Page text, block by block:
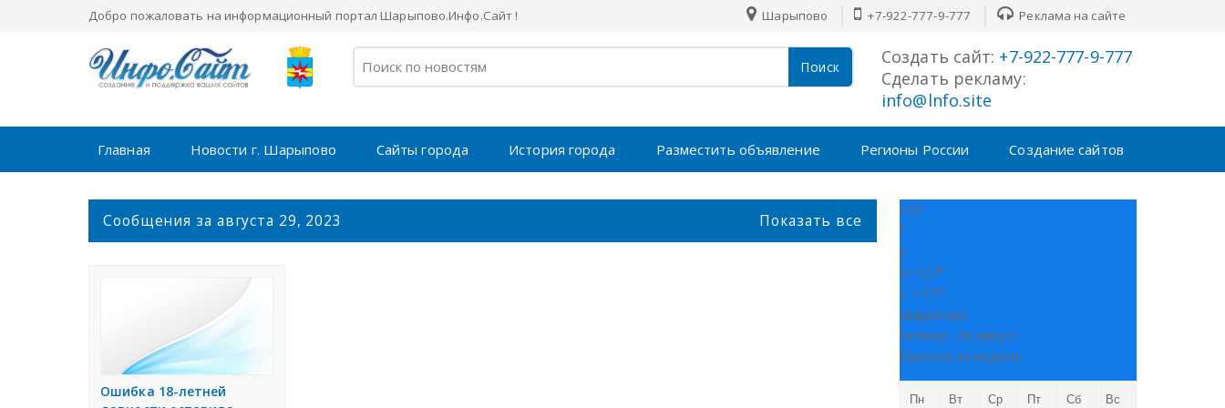
Добро пожаловать на информационный портал Шарыпово.Инфо.Сайт ! Шарыпово +7-922-777-9-777 Реклама на сайте
Поиск Создать сайт: +7-922-777-9-777
Сделать рекламу:
info@lnfo.site
Главная Новости г. Шарыпово Сайты города История города Разместить объявление Регионы России Создание сайтов
Сообщения за августа 29, 2023 Показать все
Ошибка 18-летней
+27
°
C
H: +27°
L: +17°
Шарыпово
Четверг, 06 Август
Прогноз на неделю
Пн Вт Ср Пт Сб Вс